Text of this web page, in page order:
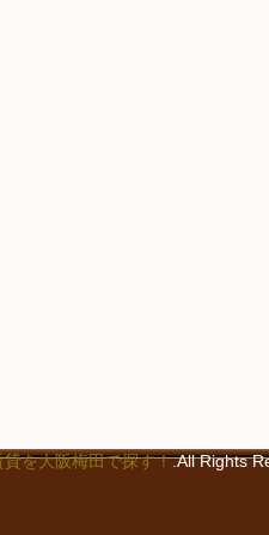
を大阪梅田で探す！.All Rights